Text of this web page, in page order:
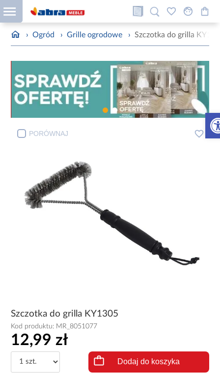
› Ogród › Grille ogrodowe › Szczotka do grilla
PORÓWNAJ
Szczotka do grilla KY1305
Kod produktu: MR_8051077
12,99 zł
Dodaj do koszyka